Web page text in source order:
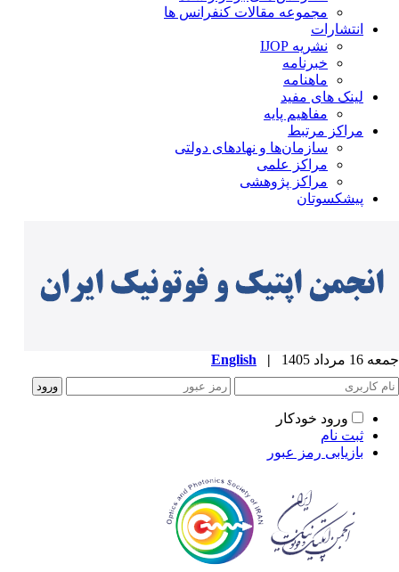
مجموعه مقالات کنفرانس ها
انتشارات
نشریه IJOP
خبرنامه
ماهنامه
لینک های مفید
مفاهیم پایه
مراکز مرتبط
سازمان‌ها و نهادهای دولتی
مراکز علمی
مراکز پژوهشی
پیشکسوتان
مرداد 1405 |
English
ورود خودکار
ثبت نام
بازیابی رمز عبور